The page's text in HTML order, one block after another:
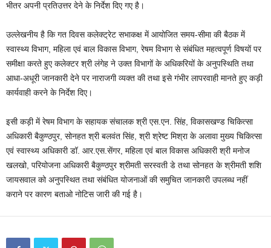
भीतर अपनी प्रतिउत्तर देने के निर्देश दिए गए है।
उल्लेखनीय है कि गत दिवस कलेक्ट्रेट सभाकक्ष में आयोजित समय-सीमा की बैठक में
स्वास्थ्य विभाग, महिला एवं बाल विकास विभाग, रेषम विभाग से संबंधित महत्वपूर्ण विषयों पर
समीक्षा करते हुए कलेक्टर श्री लंगेह ने उक्त विभागों के अधिकरियों के अनुपस्थिति तथा
आधा-अधूरी जानकारी देने पर नाराजगी व्यक्त की तथा इसे गंभीर लापरवाही मानते हुए कड़ी
कार्यवाही करने के निर्देश दिए।
इसी कड़ी में रेषम विभाग के सहायक संचालक श्री एस.एन. सिंह, विकासखण्ड चिकित्सा
अधिकारी बैकुण्ठपुर, सोनहत श्री बलवंत सिंह, श्री श्रेष्ट मिश्रा के अलावा मुख्य चिकित्सा
एवं स्वास्थ्य अधिकारी डॉ. आर.एस.सेंगर, महिला एवं बाल विकास अधिकारी श्री मनोज
खलखो, परियोजना अधिकारी बैकुण्ठपुर श्रीमती सरस्वती डे तथा सोनहत के श्रीमती शशि
जायसवाल को अनुपस्थित तथा संबंधित योजनाओं की समुचित जानकारी उपलब्ध नहीं
कराने पर कारण बताओ नोटिस जारी की गई है।